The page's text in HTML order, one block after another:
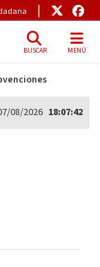
Enlace
BUSCAR MENÚ
08/2026 18:07:42